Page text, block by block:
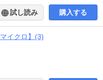
試し読み 購入する
イクロ】(3)